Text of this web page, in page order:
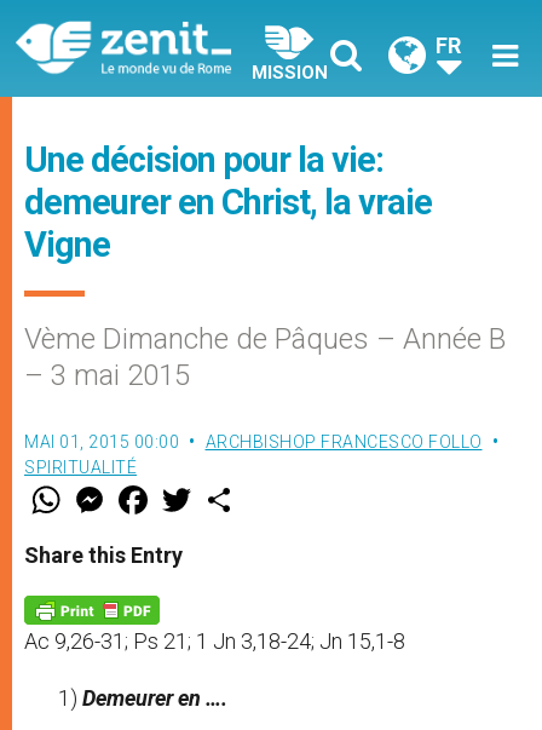
MISSION
FR
Une décision pour la vie:
demeurer en Christ, la vraie
Vigne
Vème Dimanche de Pâques – Année B
– 3 mai 2015
MAI 01, 2015 00:00
ARCHBISHOP FRANCESCO FOLLO
SPIRITUALITÉ
W
t
s
p
p
M
e
s
e
g
e
r
F
a
e
b
o
k
w
Share this Entry
Ac 9,26-31; Ps 21; 1 Jn 3,18-24; Jn 15,1-8
1) Demeurer en ….